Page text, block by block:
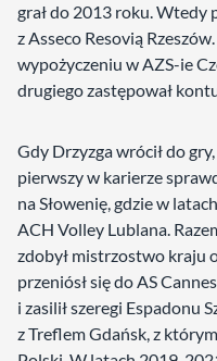
grał do 2013 roku.
z Asseco Resovią
wypożyczeniu w AZS-ie
drugiego zastępował
Gdy Drzyzga wrócił do
pierwszy w karierze
na Słowenię, gdzie w
ACH Volley Lublana.
zdobył mistrzostwo kraju
przeniósł się do AS
i zasilił szeregi Espadonu
z Treflem Gdańsk, z